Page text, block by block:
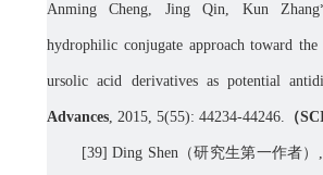
Anming Cheng, Jing Qin, Kun
hydrophilic conjugate approach toward the
ursolic acid derivatives as potential
Advances, 2015, 5(55): 44234-44246. （
[39] Ding Shen（研究生第一作者）